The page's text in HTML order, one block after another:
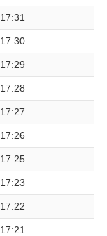
17:31
17:30
17:29
17:28
17:27
17:26
17:25
17:23
17:22
17:21